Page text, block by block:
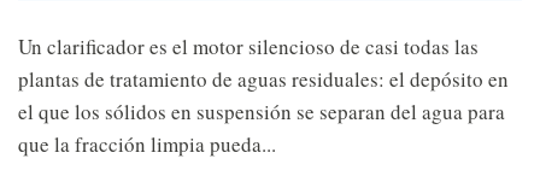
Un clarificador es el motor silencioso de casi todas las
plantas de tratamiento de aguas residuales: el depósito en
el que los sólidos en suspensión se separan del agua para
que la fracción limpia pueda...